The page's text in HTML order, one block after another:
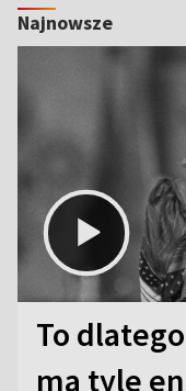
Najnowsze
To
ma tyle